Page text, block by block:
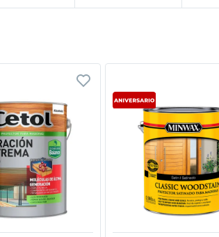
Vista rápida Vista rápida